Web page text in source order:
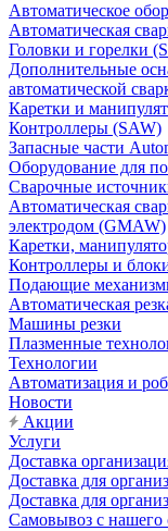
Автоматическое
Автоматическая
Головки и горелки
Дополнительные
автоматической
Каретки и
Контроллеры (SAW)
Запасные части
Оборудование для
Сварочные
Автоматическая
электродом (GMAW)
Каретки,
Контроллеры и
Подающие
Автоматическая
Машины резки
Плазменные
Технологии
Автоматизация и
Новости
Акции
Услуги
Доставка
Доставка для
Доставка для
Самовывоз с нашего